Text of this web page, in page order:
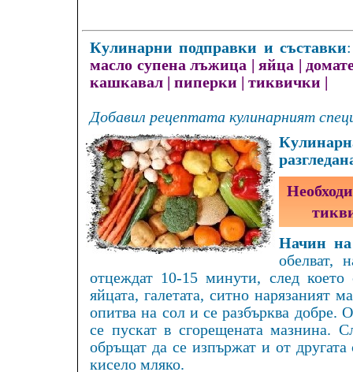
Кулинарни подправки и съставки
масло супена лъжица
яйца
кашкавал
пиперки тиквички
Добавил рецептата кулинарният
Начин на
обелват,
отцеждат 10-15 минути, след
яйцата, галетата, ситно нарязаният
опитва на сол и се разбърква
се пускат в сгорещената мазнина.
обръщат да се изпържат и от
кисело мляко.